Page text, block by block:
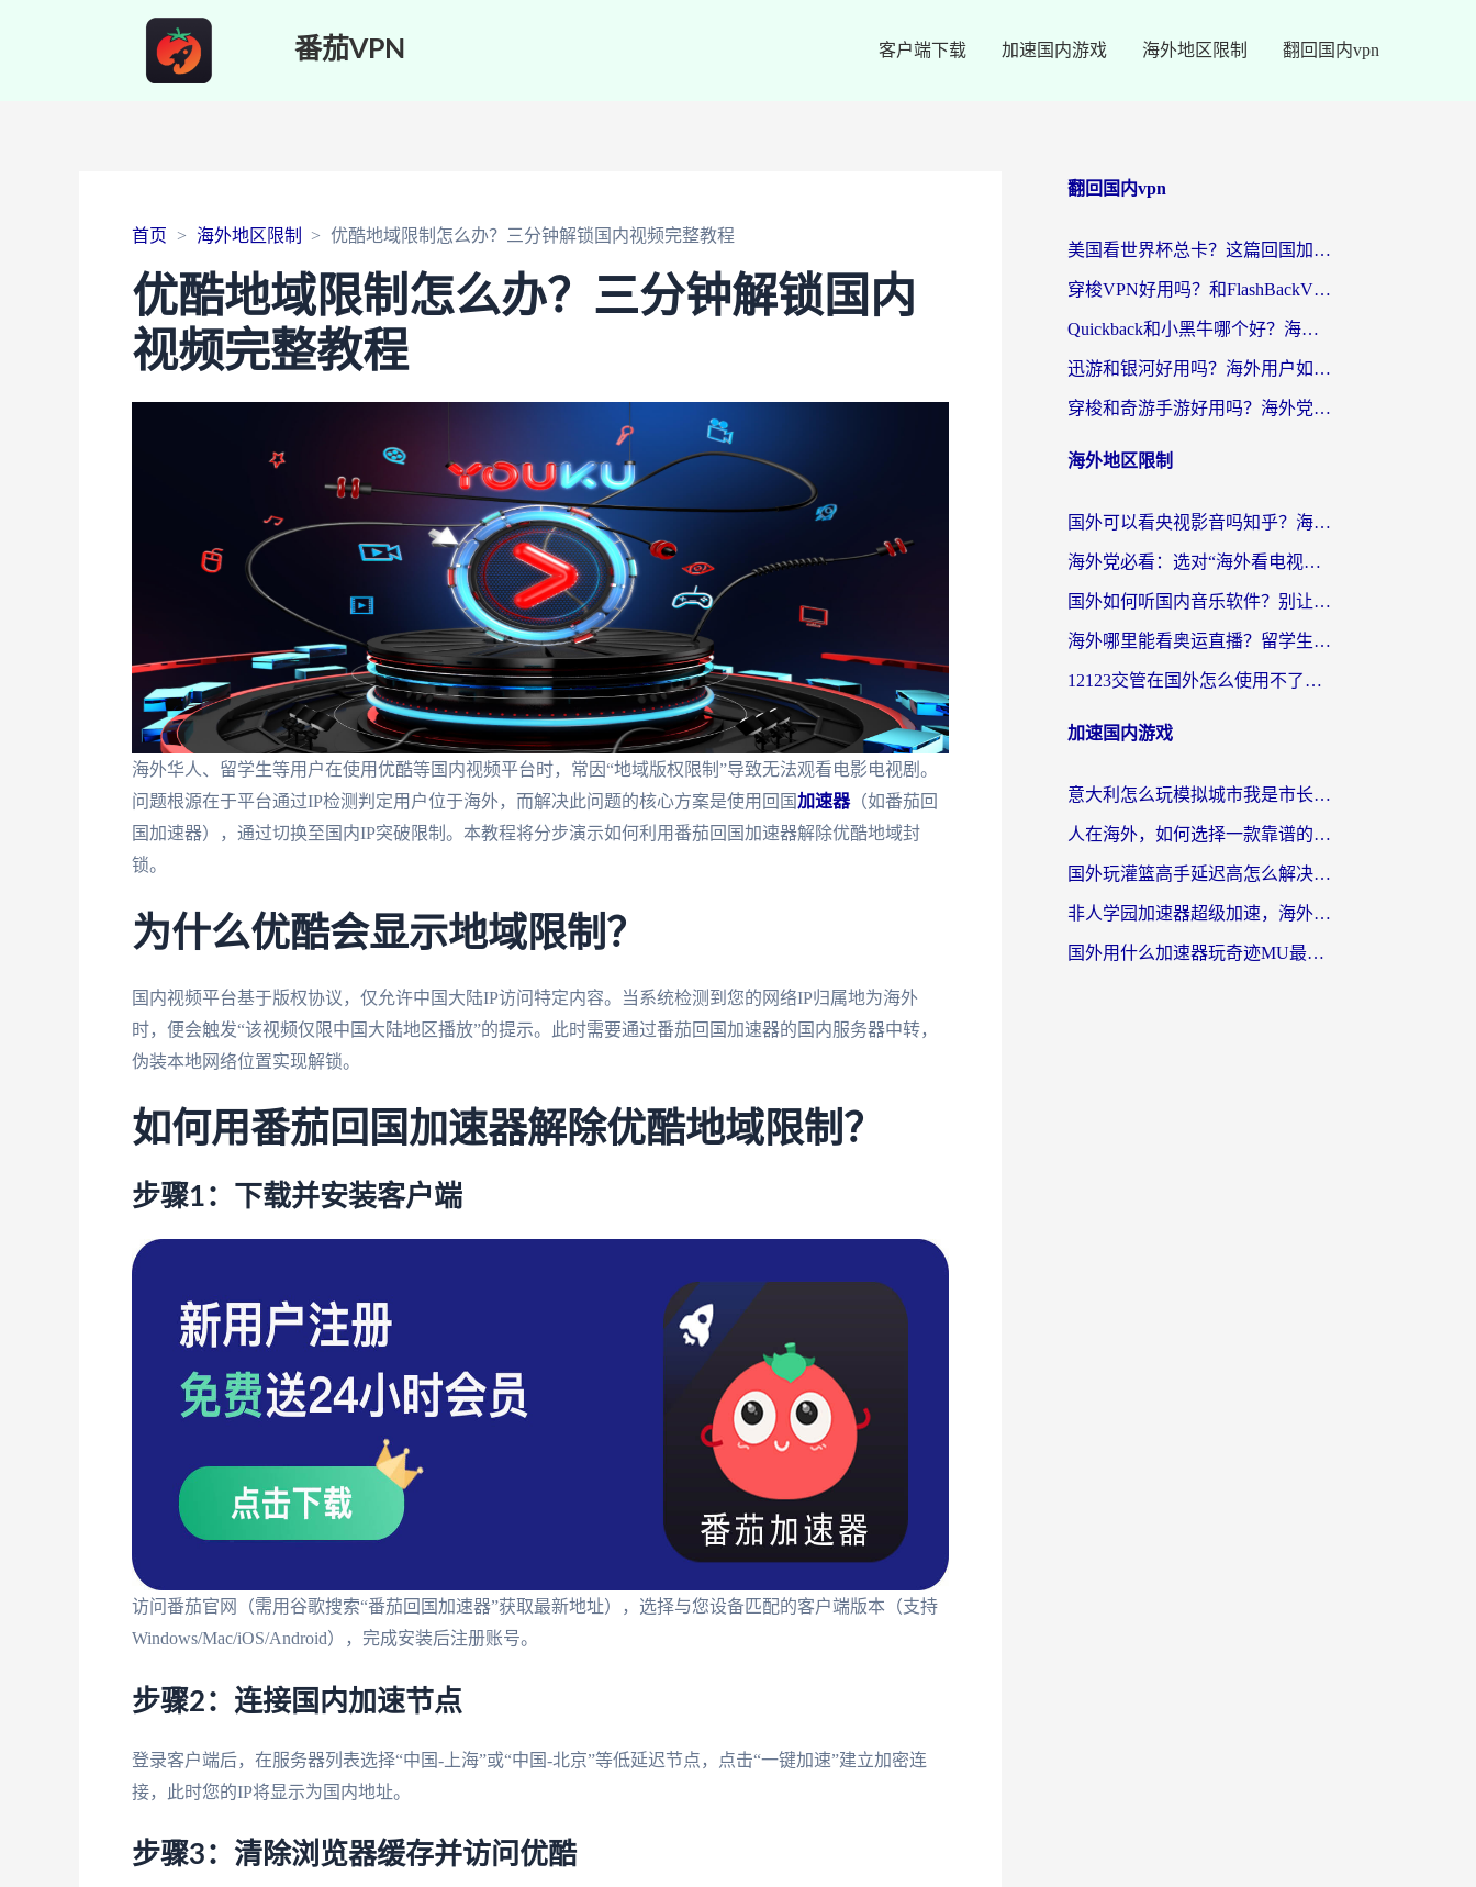
番茄VPN 客户端下载 加速国内游戏 海外地区限制 翻回国内vpn
首页 海外地区限制 优酷地域限制怎么办？三分钟解锁国内视频完整教程
优酷地域限制怎么办？三分钟解锁国内
视频完整教程
海外华人、留学生等用户在使用优酷等国内视频平台时，常因“地域版权限制”导致无法观看电影电视剧。
问题根源在于平台通过IP检测判定用户位于海外，而解决此问题的核心方案是使用回国加速器（如番茄回
国加速器），通过切换至国内IP突破限制。本教程将分步演示如何利用番茄回国加速器解除优酷地域封
锁。
为什么优酷会显示地域限制？
国内视频平台基于版权协议，仅允许中国大陆IP访问特定内容。当系统检测到您的网络IP归属地为海外
时，便会触发“该视频仅限中国大陆地区播放”的提示。此时需要通过番茄回国加速器的国内服务器中转，
伪装本地网络位置实现解锁。
如何用番茄回国加速器解除优酷地域限制？
步骤1：下载并安装客户端
访问番茄官网（需用谷歌搜索“番茄回国加速器”获取最新地址），选择与您设备匹配的客户端版本（支持
Windows/Mac/iOS/Android），完成安装后注册账号。
步骤2：连接国内加速节点
登录客户端后，在服务器列表选择“中国-上海”或“中国-北京”等低延迟节点，点击“一键加速”建立加密连
接，此时您的IP将显示为国内地址。
步骤3：清除浏览器缓存并访问优酷
翻回国内vpn
美国看世界杯总卡？这篇回国加速器指南帮你无缝刷国内资源（附苹果手机VPN设置步骤）
穿梭VPN好用吗？和FlashBackVPN对比哪个回国效果更好？
Quickback和小黑牛哪个好？海外党亲测指南，选对回国加速器秒回国内
迅游和银河好用吗？海外用户如何选择回国加速器实现无缝访问国内资源
穿梭和奇游手游好用吗？海外党亲测3款回国加速器，附蜜蜂加速器七天试用攻略
海外地区限制
国外可以看央视影音吗知乎？海外党亲测有效的回国加速方案
海外党必看：选对“海外看电视剧软件”，再也不用愁国内剧刷不了
国外如何听国内音乐软件？别让地域限制，断了你的中文歌单
海外哪里能看奥运直播？留学生&海外华人必看的体育赛事观赛终极指南
12123交管在国外怎么使用不了？海外华人必看的无缝访问国内资源指南
加速国内游戏
意大利怎么玩模拟城市我是市长？海外党国服游戏加速终极攻略（附三国3量子特攻解决办法）
人在海外，如何选择一款靠谱的玩剑灵2加速器？
国外玩灌篮高手延迟高怎么解决？海外玩家国服游戏加速终极指南
非人学园加速器超级加速，海外玩家重返国服的通行证
国外用什么加速器玩奇迹MU最好？2026海外玩家国服游戏加速全攻略